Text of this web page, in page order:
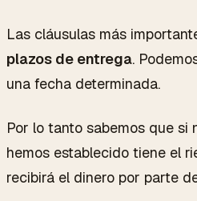
Las cláusulas más
plazos de entrega.
una fecha determinada.
Por lo tanto sabemos que
hemos establecido tiene el
recibirá el dinero por parte